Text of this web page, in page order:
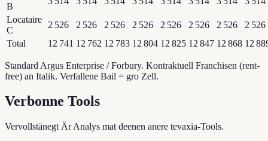
B
Locataire
C
2 526 2 526 2 526 2 526 2 526 2 526 2 526
2 526
Total
12 741 12 762 12 783 12 804 12 825 12 847 12 868 12
Standard Argus Enterprise / Forbury. Kontraktuell Franchisen (rent-
free) an Italik. Verfallene Bail = gro Zell.
Verbonne Tools
Vervollstänegt Är Analys mat deenen anere tevaxia-Tools.